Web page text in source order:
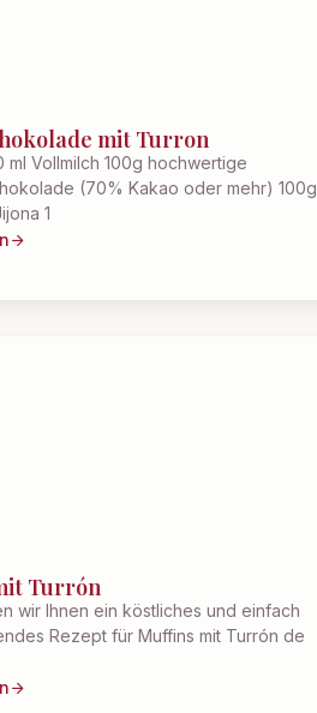
mit Turron
ml Vollmilch 100g hochwertige
(70% Kakao oder mehr) 100g
1
Turrón
wir Ihnen ein köstliches und einfach
Rezept für Muffins mit Turrón de